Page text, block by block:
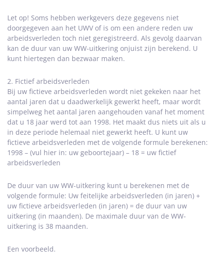
Let op! Soms hebben werkgevers deze gegevens niet
doorgegeven aan het UWV of is om een andere reden uw
arbeidsverleden toch niet geregistreerd. Als gevolg daarvan
kan de duur van uw WW-uitkering onjuist zijn berekend. U
kunt hiertegen dan bezwaar maken.
2. Fictief arbeidsverleden
Bij uw fictieve arbeidsverleden wordt niet gekeken naar het
aantal jaren dat u daadwerkelijk gewerkt heeft, maar wordt
simpelweg het aantal jaren aangehouden vanaf het moment
dat u 18 jaar werd tot aan 1998. Het maakt dus niets uit als u
in deze periode helemaal niet gewerkt heeft. U kunt uw
fictieve arbeidsverleden met de volgende formule berekenen:
1998 – (vul hier in: uw geboortejaar) – 18 = uw fictief
arbeidsverleden
De duur van uw WW-uitkering kunt u berekenen met de
volgende formule: Uw feitelijke arbeidsverleden (in jaren) +
uw fictieve arbeidsverleden (in jaren) = de duur van uw
uitkering (in maanden). De maximale duur van de WW-
uitkering is 38 maanden.
Een voorbeeld.